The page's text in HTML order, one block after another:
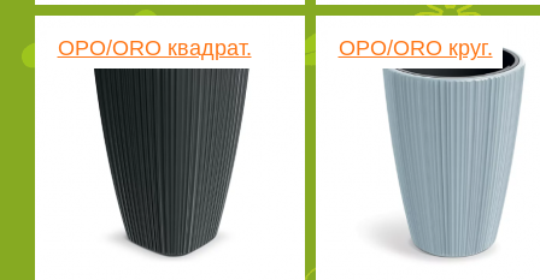
ОРО/ORO квадрат. ОРО/ORO круг.